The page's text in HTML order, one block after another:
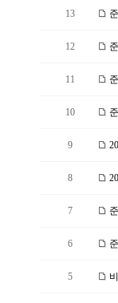
13
12
11
10
9
8
7
6
5